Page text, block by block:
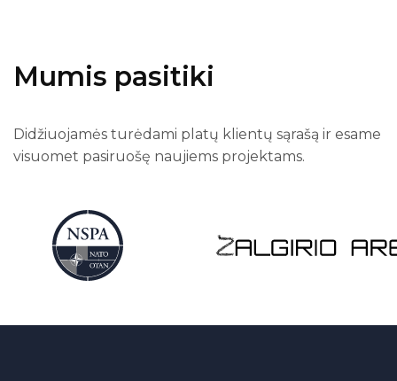
Mumis pasitiki
Didžiuojamės turėdami platų klientų sąrašą ir esame
visuomet pasiruošę naujiems projektams.